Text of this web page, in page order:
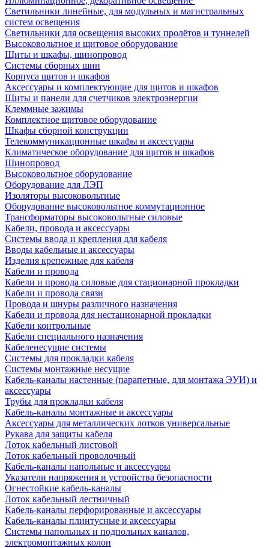
Светильники линейные, для модульных и магистральных
систем освещения
Светильники для освещения высоких пролётов и туннелей
Высоковольтное и щитовое оборудование
Щиты и шкафы, шинопровод
Системы сборных шин
Корпуса щитов и шкафов
Аксессуары и комплектующие для щитов и шкафов
Щиты и панели для счетчиков электроэнергии
Клеммные зажимы
Комплектное щитовое оборудование
Шкафы сборной конструкции
Телекоммуникационные шкафы и аксессуары
Климатическое оборудование для щитов и шкафов
Шинопровод
Высоковольтное оборудование
Оборудование для ЛЭП
Изоляторы высоковольтные
Оборудование высоковольтное коммутационное
Трансформаторы высоковольтные силовые
Кабели, провода и аксессуары
Системы ввода и крепления для кабеля
Вводы кабельные и аксессуары
Изделия крепежные для кабеля
Кабели и провода
Кабели и провода силовые для стационарной прокладки
Кабели и провода связи
Провода и шнуры различного назначения
Кабели и провода для нестационарной прокладки
Кабели контрольные
Кабели специального назначения
Кабеленесущие системы
Системы для прокладки кабеля
Системы монтажные несущие
Кабель-каналы настенные (парапетные, для монтажа ЭУИ) и
аксессуары
Трубы для прокладки кабеля
Кабель-каналы монтажные и аксессуары
Аксессуары для металлических лотков универсальные
Рукава для защиты кабеля
Лоток кабельный листовой
Лоток кабельный проволочный
Кабель-каналы напольные и аксессуары
Указатели напряжения и устройства безопасности
Огнестойкие кабель-каналы
Лоток кабельный лестничный
Кабель-каналы перфорированные и аксессуары
Кабель-каналы плинтусные и аксессуары
Системы напольных и подпольных каналов,
электромонтажных колон